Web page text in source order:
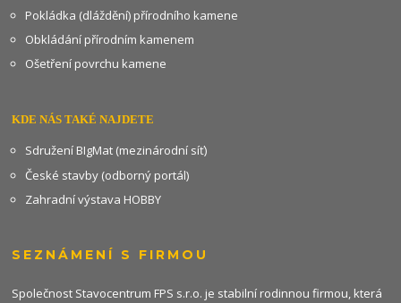
Pokládka (dláždění) přírodního kamene
Obkládání přírodním kamenem
Ošetření povrchu kamene
KDE NÁS TAKÉ NAJDETE
Sdružení BIgMat (mezinárodní síť)
České stavby (odborný portál)
Zahradní výstava HOBBY
SEZNÁMENÍ S FIRMOU
Společnost Stavocentrum FPS s.r.o. je stabilní rodinnou firmou, která